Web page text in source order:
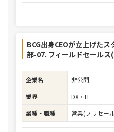
BCG出身CEOが立上げた
部-07. フィールドセールス
企業名
非公開
業界
DX・IT
業種・職種
営業(プリセー